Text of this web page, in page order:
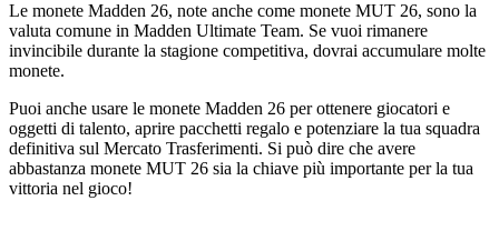
Le monete Madden 26, note anche come monete MUT 26, sono la
valuta comune in Madden Ultimate Team. Se vuoi rimanere
invincibile durante la stagione competitiva, dovrai accumulare molte
monete.
Puoi anche usare le monete Madden 26 per ottenere giocatori e
oggetti di talento, aprire pacchetti regalo e potenziare la tua squadra
definitiva sul Mercato Trasferimenti. Si può dire che avere
abbastanza monete MUT 26 sia la chiave più importante per la tua
vittoria nel gioco!